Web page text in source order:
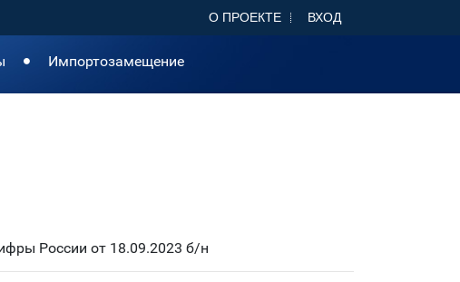
О ПРОЕКТЕ ВХОД
Импортозамещение
России от 18.09.2023 б/н